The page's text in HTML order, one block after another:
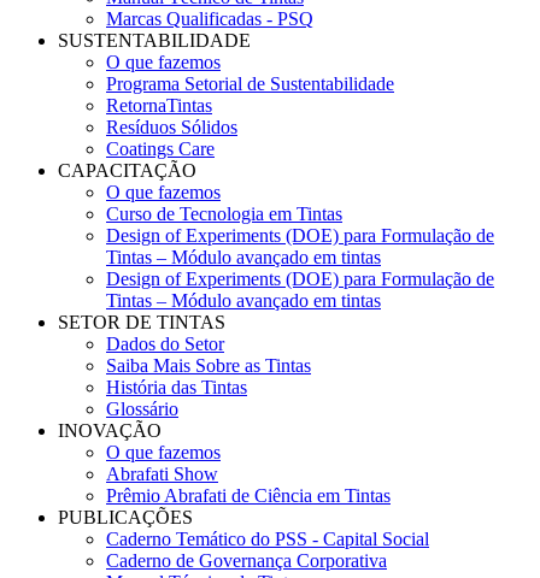
Marcas Qualificadas - PSQ
SUSTENTABILIDADE
O que fazemos
Programa Setorial de Sustentabilidade
RetornaTintas
Resíduos Sólidos
Coatings Care
CAPACITAÇÃO
O que fazemos
Curso de Tecnologia em Tintas
Design of Experiments (DOE) para Formulação de
Tintas – Módulo avançado em tintas
Design of Experiments (DOE) para Formulação de
Tintas – Módulo avançado em tintas
SETOR DE TINTAS
Dados do Setor
Saiba Mais Sobre as Tintas
História das Tintas
Glossário
INOVAÇÃO
O que fazemos
Abrafati Show
Prêmio Abrafati de Ciência em Tintas
PUBLICAÇÕES
Caderno Temático do PSS - Capital Social
Caderno de Governança Corporativa